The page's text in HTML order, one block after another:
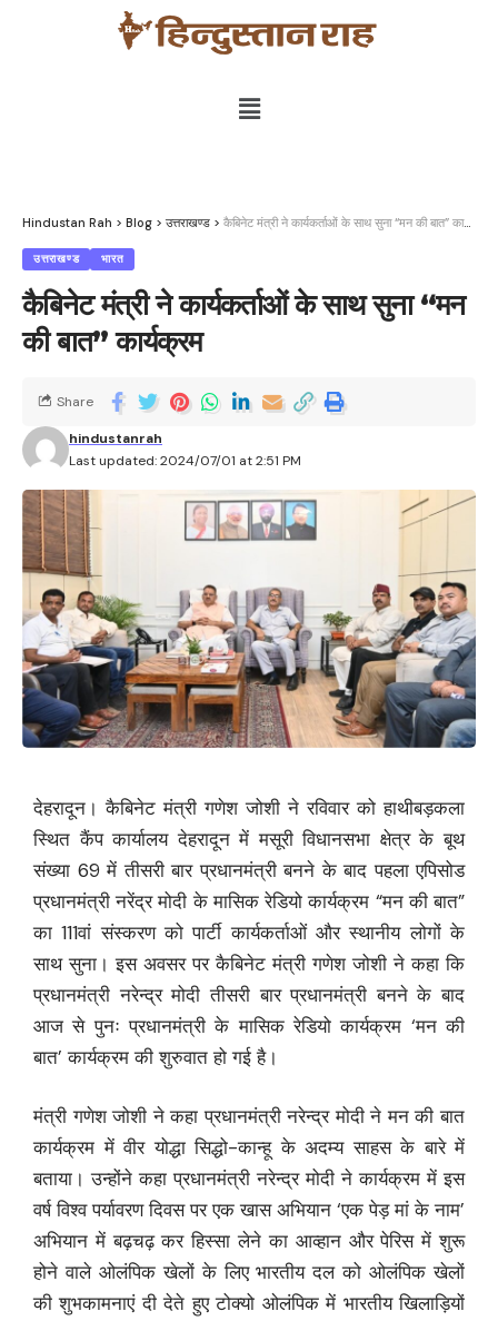
Hindustan Rah > Blog > उत्तराखण्ड > कैबिनेट मंत्री ने कार्यकर्ताओं के साथ सुना “मन की बात” कार्यक्रम
उत्तराखण्ड भारत
कैबिनेट मंत्री ने कार्यकर्ताओं के साथ सुना “मन
की बात” कार्यक्रम
Last updated: 2024/07/01 at 2:51 PM
hindustanrah
Share
देहरादून। कैबिनेट मंत्री गणेश जोशी ने रविवार को हाथीबड़कला
स्थित कैंप कार्यालय देहरादून में मसूरी विधानसभा क्षेत्र के बूथ
संख्या 69 में तीसरी बार प्रधानमंत्री बनने के बाद पहला एपिसोड
प्रधानमंत्री नरेंद्र मोदी के मासिक रेडियो कार्यक्रम “मन की बात”
का 111वां संस्करण को पार्टी कार्यकर्ताओं और स्थानीय लोगों के
साथ सुना। इस अवसर पर कैबिनेट मंत्री गणेश जोशी ने कहा कि
प्रधानमंत्री नरेन्द्र मोदी तीसरी बार प्रधानमंत्री बनने के बाद
आज से पुनः प्रधानमंत्री के मासिक रेडियो कार्यक्रम ‘मन की
बात’ कार्यक्रम की शुरुवात हो गई है।
मंत्री गणेश जोशी ने कहा प्रधानमंत्री नरेन्द्र मोदी ने मन की बात
कार्यक्रम में वीर योद्धा सिद्धो-कान्हू के अदम्य साहस के बारे में
बताया। उन्होंने कहा प्रधानमंत्री नरेन्द्र मोदी ने कार्यक्रम में इस
वर्ष विश्व पर्यावरण दिवस पर एक खास अभियान ‘एक पेड़ मां के नाम’
अभियान में बढ़चढ़ कर हिस्सा लेने का आव्हान और पेरिस में शुरू
होने वाले ओलंपिक खेलों के लिए भारतीय दल को ओलंपिक खेलों
की शुभकामनाएं दी देते हुए टोक्यो ओलंपिक में भारतीय खिलाड़ियों